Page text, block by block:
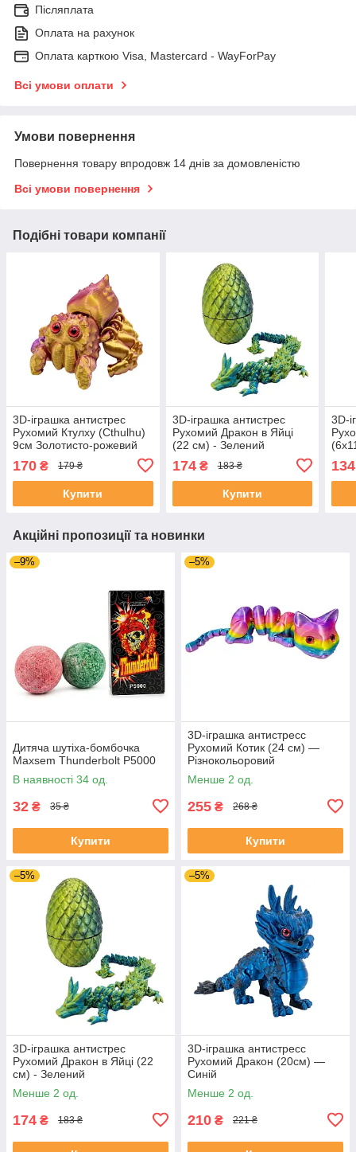
Післяплата
Оплата на рахунок
Оплата карткою Visa, Mastercard - WayForPay
Всі умови оплати
Умови повернення
Повернення товару впродовж 14 днів за домовленістю
Всі умови повернення
Подібні товари компанії
3D-іграшка антистрес
Рухомий Ктулху (Cthulhu)
9см Золотисто-рожевий
170 ₴ 179 ₴
Купити
3D-іграшка антистрес
Рухомий Дракон в Яйці
(22 см) - Зелений
174₴ 183 ₴
Купити
3D-
134
Акційні пропозиції та новинки
–9%
Дитяча шутіха-бомбочка
Maxsem Thunderbolt P5000
В наявності 34 од.
32 ₴ 35 ₴
Купити
–5%
3D-іграшка антистресс
Рухомий Котик (24 см) —
Різнокольоровий
Менше 2 од.
255 ₴ 268 ₴
Купити
–5%
3D-іграшка антистрес
Рухомий Дракон в Яйці (22
см) - Зелений
Менше 2 од.
174 ₴ 183 ₴
–5%
3D-іграшка антистресс
Рухомий Дракон (20см) —
Синій
Менше 2 од.
210 ₴ 221 ₴